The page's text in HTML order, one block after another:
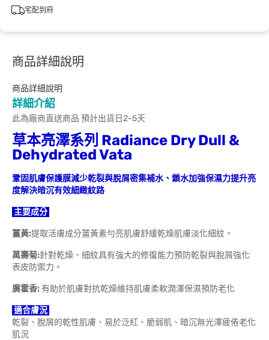
宅配到府
商品詳細說明
商品詳細說明
詳細介紹
此為廠商直送商品 預計出貨日2-5天
草本亮澤系列 Radiance Dry Dull &
Dehydrated Vata
鞏固肌膚保護膜減少乾裂與脫屑密集補水、鎖水加強保濕力提升亮
度解決暗沉有效細緻紋路
主要成分
薑黃:提取活膚成分薑黃素勻亮肌膚舒緩乾燥肌膚淡化細紋。
萬壽菊:針對乾燥、細紋具有強大的修復能力預防乾裂與脫屑強化
表皮防禦力。
廣霍香:有助於肌膚對抗乾燥維持肌膚柔軟潤澤保濕預防老化
適合膚況
乾裂、脫屑的乾性肌膚、易於泛紅、脆弱肌、暗沉無光澤疲倦老化
肌況